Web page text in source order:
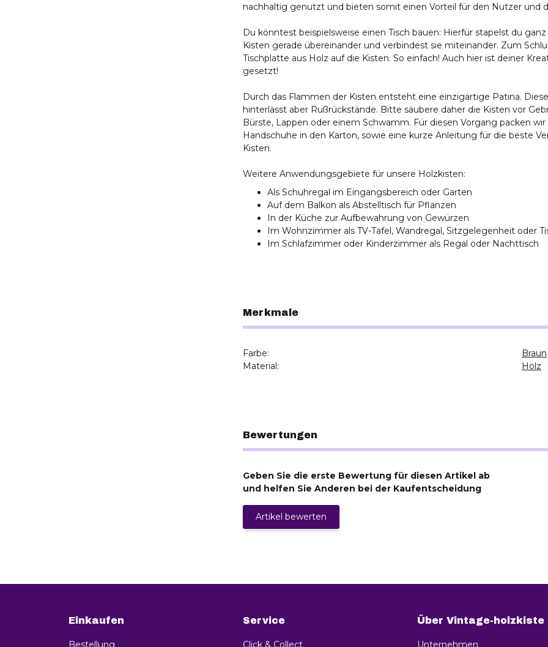
nachhaltig genutzt und bieten somit einen Vorteil für den Nutzer und
Du könntest beispielsweise einen Tisch bauen: Hierfür stapelst du
Kisten gerade übereinander und verbindest sie miteinander. Zum
Tischplatte aus Holz auf die Kisten. So einfach! Auch hier ist deiner
gesetzt!
Durch das Flammen der Kisten entsteht eine einzigartige Patina.
hinterlässt aber Rußrückstände. Bitte säubere daher die Kisten vor
Bürste, Lappen oder einem Schwamm. Für diesen Vorgang packen wir
Handschuhe in den Karton, sowie eine kurze Anleitung für die beste
Kisten.
Weitere Anwendungsgebiete für unsere Holzkisten:
Als Schuhregal im Eingangsbereich oder Garten
Auf dem Balkon als Abstelltisch für Pflanzen
In der Küche zur Aufbewahrung von Gewürzen
Im Wohnzimmer als TV-Tafel, Wandregal, Sitzgelegenheit oder
Im Schlafzimmer oder Kinderzimmer als Regal oder Nachttisch
Merkmale
Farbe:
Braun
Material:
Holz
Bewertungen
Geben Sie die erste Bewertung für diesen Artikel ab
und helfen Sie Anderen bei der Kaufentscheidung
Artikel bewerten
Einkaufen
Bestellung
Service
Click & Collect
Über Vintage-holzkiste
Unternehmen